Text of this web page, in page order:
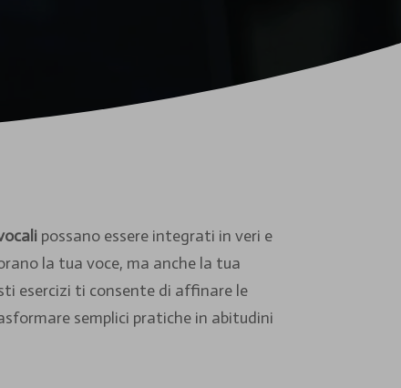
possano essere integrati in veri e
la tua voce, ma anche la tua
esercizi ti consente di affinare le
semplici pratiche in abitudini